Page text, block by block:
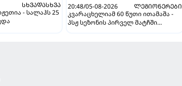
ᲡᲮᲕᲐᲓᲐᲡᲮᲕᲐ
- სალაჰს 25
20:48/05-08-2026
ᲚᲔᲒᲘᲝᲜᲔᲠᲔᲑᲘ
კვარაცხელიამ 60 წუთი ითამაშა -
პსჟ სეზონის პირველ მატჩში